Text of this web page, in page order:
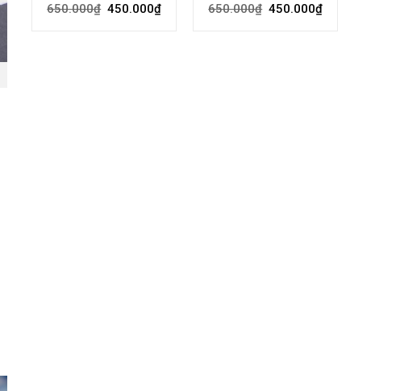
Rated
650.000₫ 450.000₫ Rated4.57
650.000₫ 450.000₫